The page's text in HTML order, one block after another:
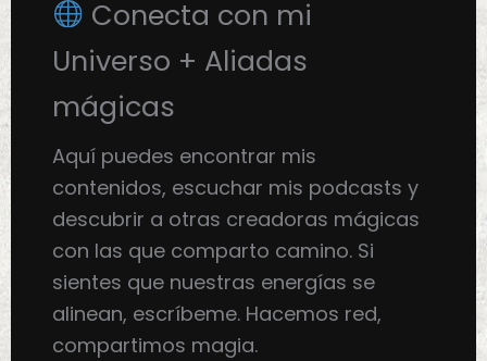
Conecta con mi
Universo + Aliadas
mágicas
Aquí puedes encontrar mis
contenidos, escuchar mis podcasts y
descubrir a otras creadoras mágicas
con las que comparto camino. Si
sientes que nuestras energías se
alinean, escríbeme. Hacemos red,
compartimos magia.